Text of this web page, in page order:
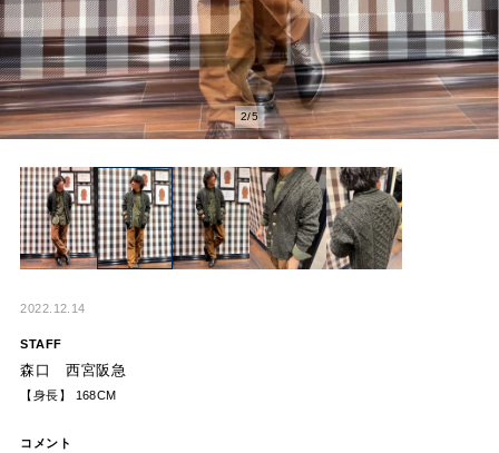
2/5
2022.12.14
STAFF
森口 西宮阪急
【身長】 168CM
コメント